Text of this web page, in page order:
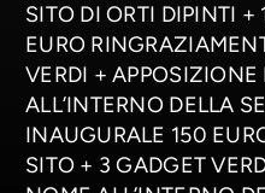
SITO DI ORTI DIPINTI +
EURO
VERDI + APPOSIZIONE
ALL’INTERNO DELLA
INAUGURALE 150
SITO + 3 GADGET